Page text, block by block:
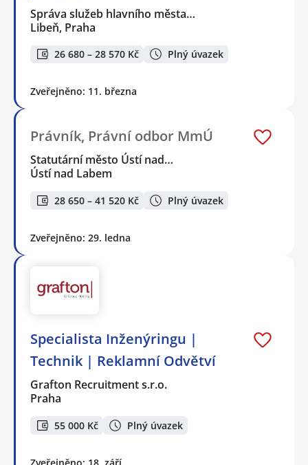
Správa služeb hlavního města…
Libeň, Praha
26 680 – 28 570 Kč Plný úvazek
Zveřejněno: 11. března
Právník, Právní odbor MmÚ
Statutární město Ústí nad…
Ústí nad Labem
28 650 – 41 520 Kč Plný úvazek
Zveřejněno: 29. ledna
Specialista Inženýringu |
Technik | Reklamní Odvětví
Grafton Recruitment s.r.o.
Praha
55 000 Kč Plný úvazek